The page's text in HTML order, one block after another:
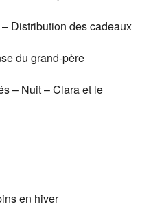
Distribution des cadeaux
du grand-père
– Nuit – Clara et le
en hiver